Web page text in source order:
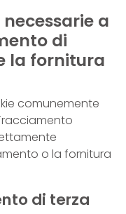
a
di
la fornitura
comunemente
o la fornitura
di terza